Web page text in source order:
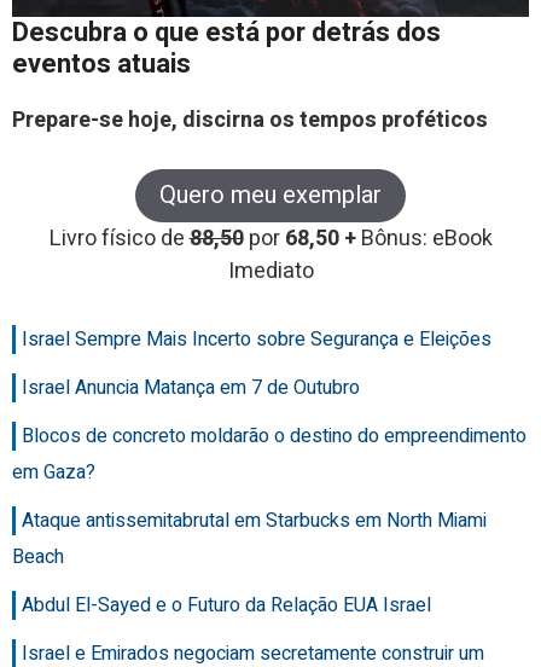
Descubra o que está por detrás dos
eventos atuais
Prepare-se hoje, discirna os tempos proféticos
Quero meu exemplar
Livro físico de88,50 por68,50 +Bônus: eBook
Imediato
Israel Sempre Mais Incerto sobre Segurança e Eleições
Israel Anuncia Matança em 7 de Outubro
Blocos de concreto moldarão o destino do empreendimento
em Gaza?
Ataque antissemitabrutal em Starbucks em North Miami
Beach
Abdul El-Sayed e o Futuro da Relação EUA Israel
Israel e Emirados negociam secretamente construir um